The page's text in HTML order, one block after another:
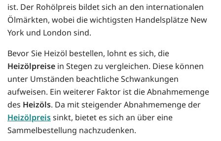
ist. Der Rohölpreis bildet sich an den internationalen
Ölmärkten, wobei die wichtigsten Handelsplätze New
York und London sind.
Bevor Sie Heizöl bestellen, lohnt es sich, die
Heizölpreise in Stegen zu vergleichen. Diese können
unter Umständen beachtliche Schwankungen
aufweisen. Ein weiterer Faktor ist die Abnahmemenge
des Heizöls. Da mit steigender Abnahmemenge der
Heizölpreissinkt, bietet es sich an über eine
Sammelbestellung nachzudenken.